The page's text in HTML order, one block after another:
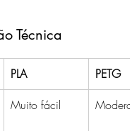
Técnica
PLA
PETG
Muito fácil Moderada